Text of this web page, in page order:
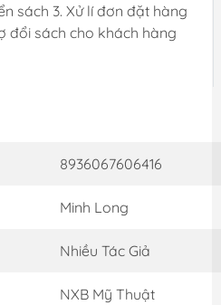
sách 3. Xử lí đơn đặt hàng
đổi sách cho khách hàng
8936067606416
Minh Long
Nhiều Tác Giả
NXB Mỹ Thuật